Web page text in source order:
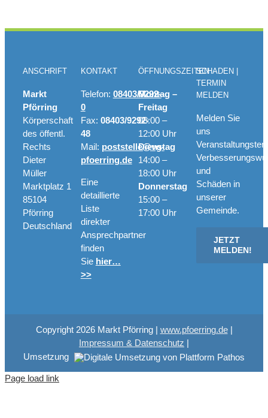
ANSCHRIFT
Markt
Pförring
Körperschaft
des öffentl.
Rechts
Dieter
Müller
Marktplatz 1
85104
Pförring
Deutschland
KONTAKT
Telefon: 08403/9292-
0
Fax: 08403/9292-
48
Mail: poststelle@vg-
pfoerring.de
Eine
detaillierte
Liste
direkter
Ansprechpartner
finden
Sie hier…
>>
ÖFFNUNGSZEITEN
Montag –
Freitag
08:00 –
12:00 Uhr
Dienstag
14:00 –
18:00 Uhr
Donnerstag
15:00 –
17:00 Uhr
SCHADEN |
TERMIN
MELDEN
Melden Sie
uns
und
Schäden in
unserer
Gemeinde.
JETZT
MELDEN!
Copyright 2026 Markt Pförring | www.pfoerring.de|
Impressum & Datenschutz |
Umsetzung
Page load link